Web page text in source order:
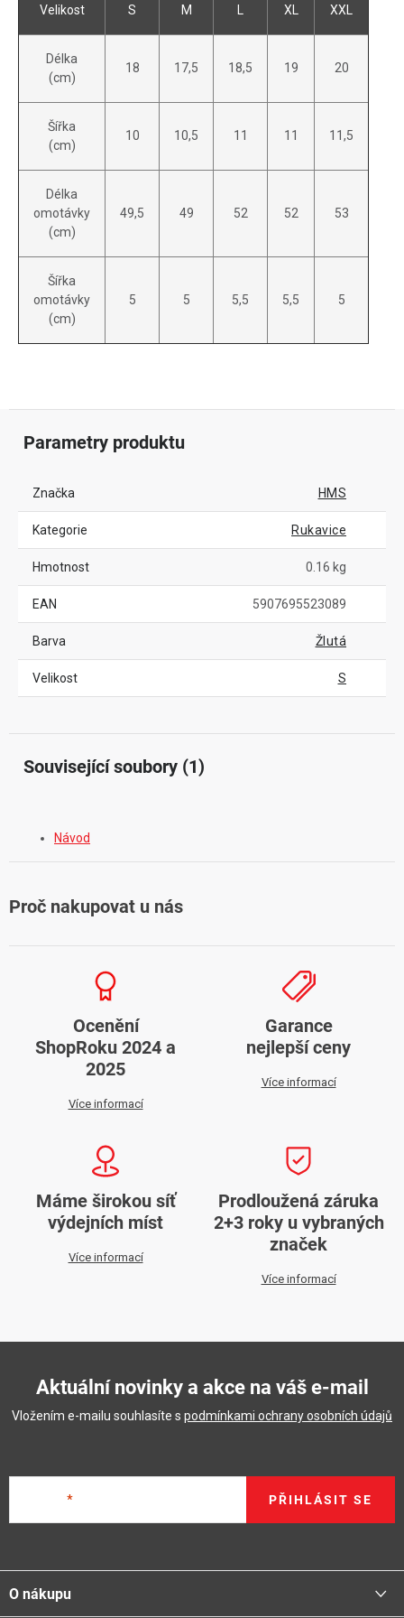
Velikost S M XL XXL
Délka
(cm)
18 17,5 18,5 19 20
Šířka
(cm)
10 10,5 11 11 11,5
Délka
omotávky
(cm)
49,5 49 52 52 53
Šířka
omotávky
(cm)
5 5 5,5 5,5 5
Parametry produktu
Značka HMS
Kategorie Rukavice
Hmotnost 0.16 kg
EAN 5907695523089
Barva Žlutá
Velikost S
Související soubory (1)
Návod
Proč nakupovat u nás
Ocenění
ShopRoku 2024 a
2025
Více informací
Garance
nejlepší ceny
Více informací
Máme širokou síť
výdejních míst
Více informací
Prodloužená záruka
2+3 roky u vybraných
značek
Více informací
Aktuální novinky a akce na váš e-mail
Vložením e-mailu souhlasíte s podmínkami ochrany osobních údajů
PŘIHLÁSIT SE
á
pO nákupu